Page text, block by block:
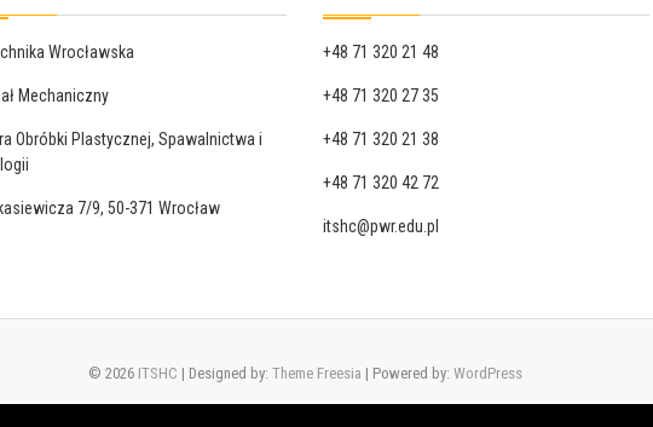
Wrocławska
Mechaniczny
Obróbki Plastycznej, Spawalnictwa i
7/9, 50-371 Wrocław
+48 71 320 21 48
+48 71 320 27 35
+48 71 320 21 38
+48 71 320 42 72
itshc@pwr.edu.pl
© 2026 ITSHC | Designed by: Theme Freesia | Powered by: WordPress